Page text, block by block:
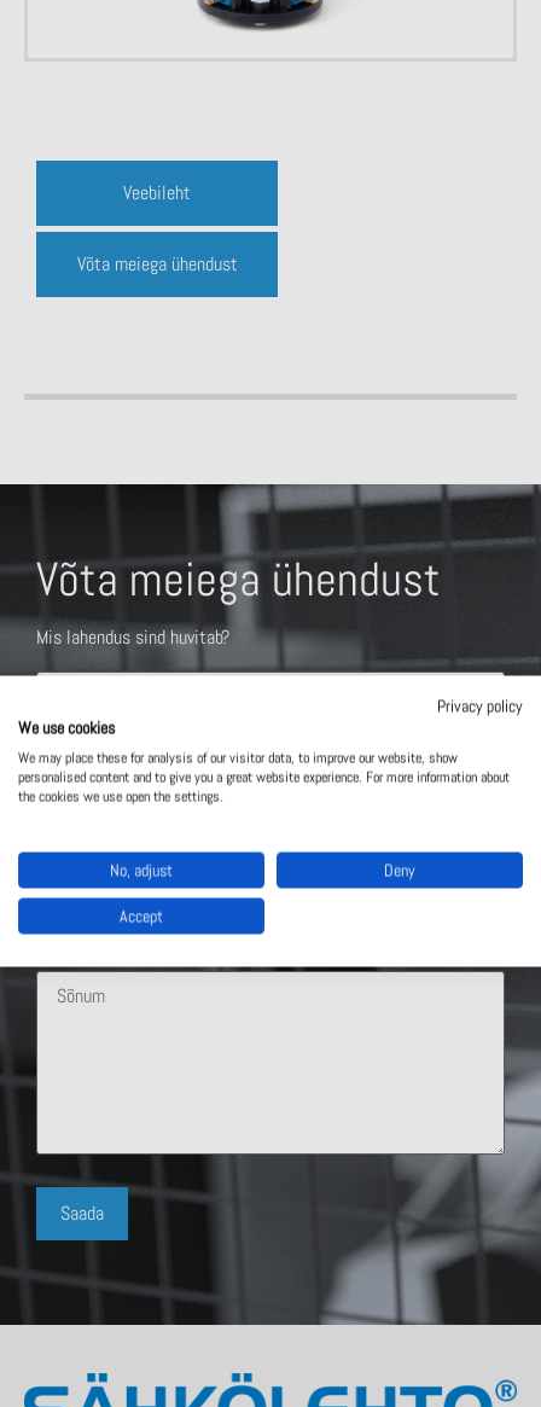
Veebileht
Võta meiega ühendust
Võta meiega ühendust
Mis lahendus sind huvitab?
Privacy policy
We use cookies
We may place these for analysis of our visitor data, to improve our website, show
personalised content and to give you a great website experience. For more information about
the cookies we use open the settings.
No, adjust Deny
Accept